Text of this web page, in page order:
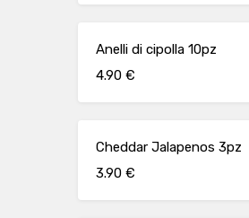
Anelli di cipolla 10pz
4.90 €
Cheddar Jalapenos 3pz
3.90 €